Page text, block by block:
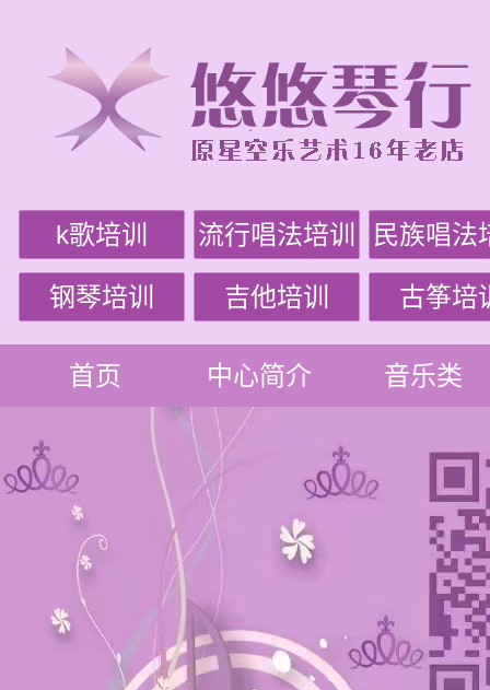
k歌培训 流行唱法培训 民族唱法
钢琴培训 吉他培训 古筝培
首页 中心简介 音乐类